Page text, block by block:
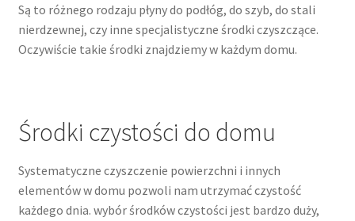
Są to różnego rodzaju płyny do podłóg, do szyb, do stali
nierdzewnej, czy inne specjalistyczne środki czyszczące.
Oczywiście takie środki znajdziemy w każdym domu.
Środki czystości do domu
Systematyczne czyszczenie powierzchni i innych
elementów w domu pozwoli nam utrzymać czystość
każdego dnia. wybór środków czystości jest bardzo duży,